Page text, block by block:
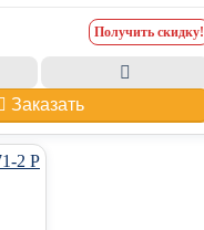
Получить скидку!
Заказать